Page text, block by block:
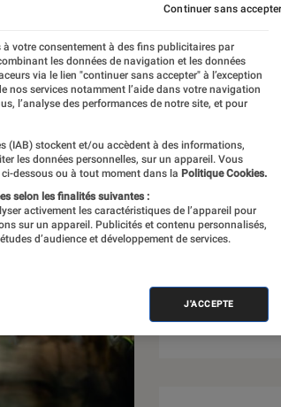
Sélection
votre consentement à des fins publicitaires par
les données de navigation et les données
via le lien "continuer sans accepter" à l’exception
nos services notamment l’aide dans votre navigation
l’analyse des performances de notre site, et pour
(IAB) stockent et/ou accèdent à des informations,
les données personnelles, sur un appareil. Vous
dessous ou à tout moment dans la Politique Cookies.
selon les finalités suivantes :
activement les caractéristiques de l’appareil pour
sur un appareil. Publicités et contenu personnalisés,
d’audience et développement de services.
J'ACCEPTE
Continuer sans accepter